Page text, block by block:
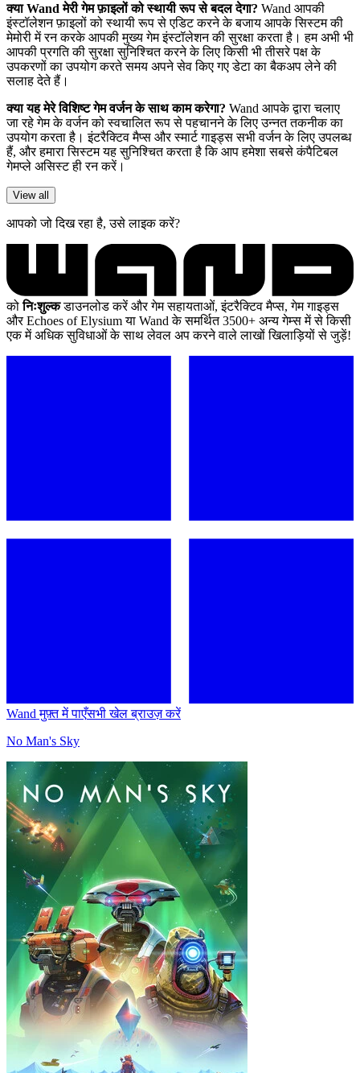
क्या Wand मेरी गेम फ़ाइलों को स्थायी रूप से बदल देगा? Wand आपकी
इंस्टॉलेशन फ़ाइलों को स्थायी रूप से एडिट करने के बजाय आपके सिस्टम की
मेमोरी में रन करके आपकी मुख्य गेम इंस्टॉलेशन की सुरक्षा करता है। हम अभी भी
आपकी प्रगति की सुरक्षा सुनिश्चित करने के लिए किसी भी तीसरे पक्ष के
उपकरणों का उपयोग करते समय अपने सेव किए गए डेटा का बैकअप लेने की
सलाह देते हैं।
क्या यह मेरे विशिष्ट गेम वर्जन के साथ काम करेगा? Wand आपके द्वारा चलाए
जा रहे गेम के वर्जन को स्वचालित रूप से पहचानने के लिए उन्नत तकनीक का
उपयोग करता है। इंटरैक्टिव मैप्स और स्मार्ट गाइड्स सभी वर्जन के लिए उपलब्ध
हैं, और हमारा सिस्टम यह सुनिश्चित करता है कि आप हमेशा सबसे कंपैटिबल
गेमप्ले असिस्ट ही रन करें।
View all
आपको जो दिख रहा है, उसे लाइक करें?
कोनिःशुल्कडाउनलोड करें और गेम सहायताओं, इंटरैक्टिव मैप्स, गेम गाइड्स
और Echoes of Elysium या Wand के समर्थित 3500+ अन्य गेम्स में से किसी
एक में अधिक सुविधाओं के साथ लेवल अप करने वाले लाखों खिलाड़ियों से जुड़ें!
Wand मुफ़्त में पाएँसभी खेल ब्राउज़ करें
No Man's Sky